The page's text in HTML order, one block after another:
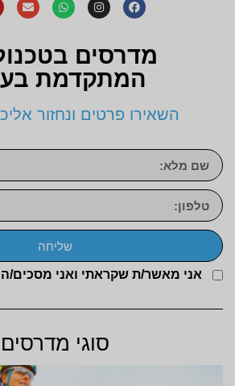
מדרסים
המתקדמת
השאירו פרטים ונחזור
אני מאשר/ת שקראתי ואני מסכים/
שליחה
סוגי מדרסים